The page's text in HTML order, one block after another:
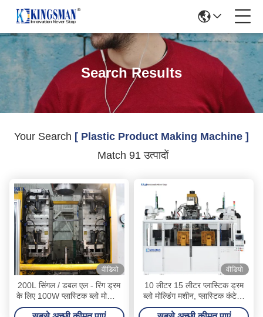
Search Results
Your Search [ Plastic Product Making Machine ]
Match 91 उत्पादों
वीडियो
200L सिंगल / डबल एल - रिंग ड्रम
के लिए 100W प्लास्टिक ब्लो मोल्डिंग
मशीन
वीडियो
10 लीटर 15 लीटर प्लास्टिक ड्रम
ब्लो मोल्डिंग मशीन, प्लास्टिक कंटेनर
विनिर्माण मशीन